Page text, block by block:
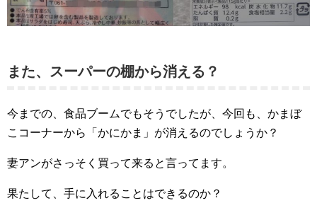
また、スーパーの棚から消える？
今までの、食品ブームでもそうでしたが、今回も、かまぼ
こコーナーから「かにかま」が消えるのでしょうか？
妻アンがさっそく買って来ると言ってます。
果たして、手に入れることはできるのか？